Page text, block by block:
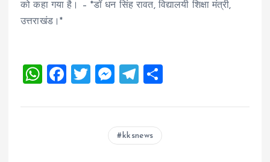
को कहा गया है। – *डॉ धन सिंह रावत, विद्यालयी शिक्षा मंत्री,
उत्तराखंड।*
W
at
F
ce
T
tt
er
M
se
n
g
T
e
g
r
a
kksnews